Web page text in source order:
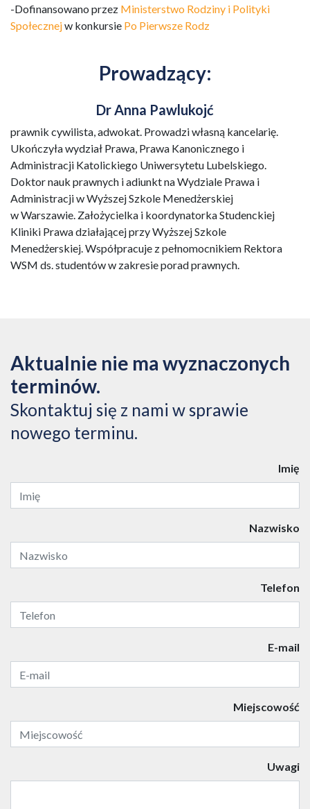
-Dofinansowano przez Ministerstwo Rodziny i Polityki
Społecznejw konkursie Po Pierwsze Rodz
Prowadzący:
Dr Anna Pawlukojć
prawnik cywilista, adwokat. Prowadzi własną kancelarię.
Ukończyła wydział Prawa, Prawa Kanonicznego i
Administracji Katolickiego Uniwersytetu Lubelskiego.
Doktor nauk prawnych i adiunkt na Wydziale Prawa i
Administracji w Wyższej Szkole Menedżerskiej
w Warszawie. Założycielka i koordynatorka Studenckiej
Kliniki Prawa działającej przy Wyższej Szkole
Menedżerskiej. Współpracuje z pełnomocnikiem Rektora
WSM ds. studentów w zakresie porad prawnych.
Aktualnie nie ma wyznaczonych
terminów.
Skontaktuj się z nami w sprawie
nowego terminu.
Imię
Nazwisko
Telefon
E-mail
Miejscowość
Uwagi